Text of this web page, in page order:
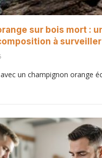
sur bois mort :
à surveiller
un champignon orange